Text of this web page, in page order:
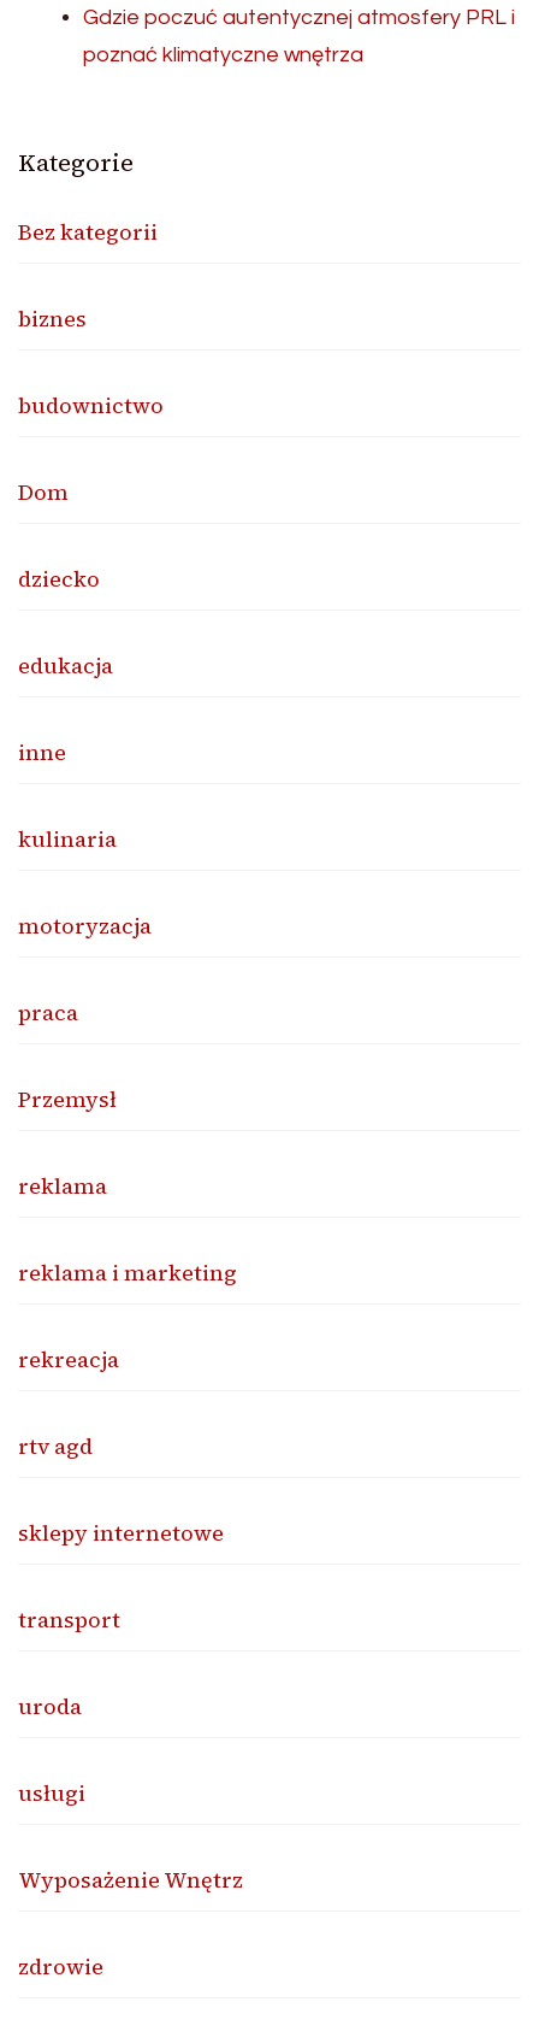
Gdzie poczuć autentycznej atmosfery PRL i
poznać klimatyczne wnętrza
Kategorie
Bez kategorii
biznes
budownictwo
Dom
dziecko
edukacja
inne
kulinaria
motoryzacja
praca
Przemysł
reklama
reklama i marketing
rekreacja
rtv agd
sklepy internetowe
transport
uroda
usługi
Wyposażenie Wnętrz
zdrowie